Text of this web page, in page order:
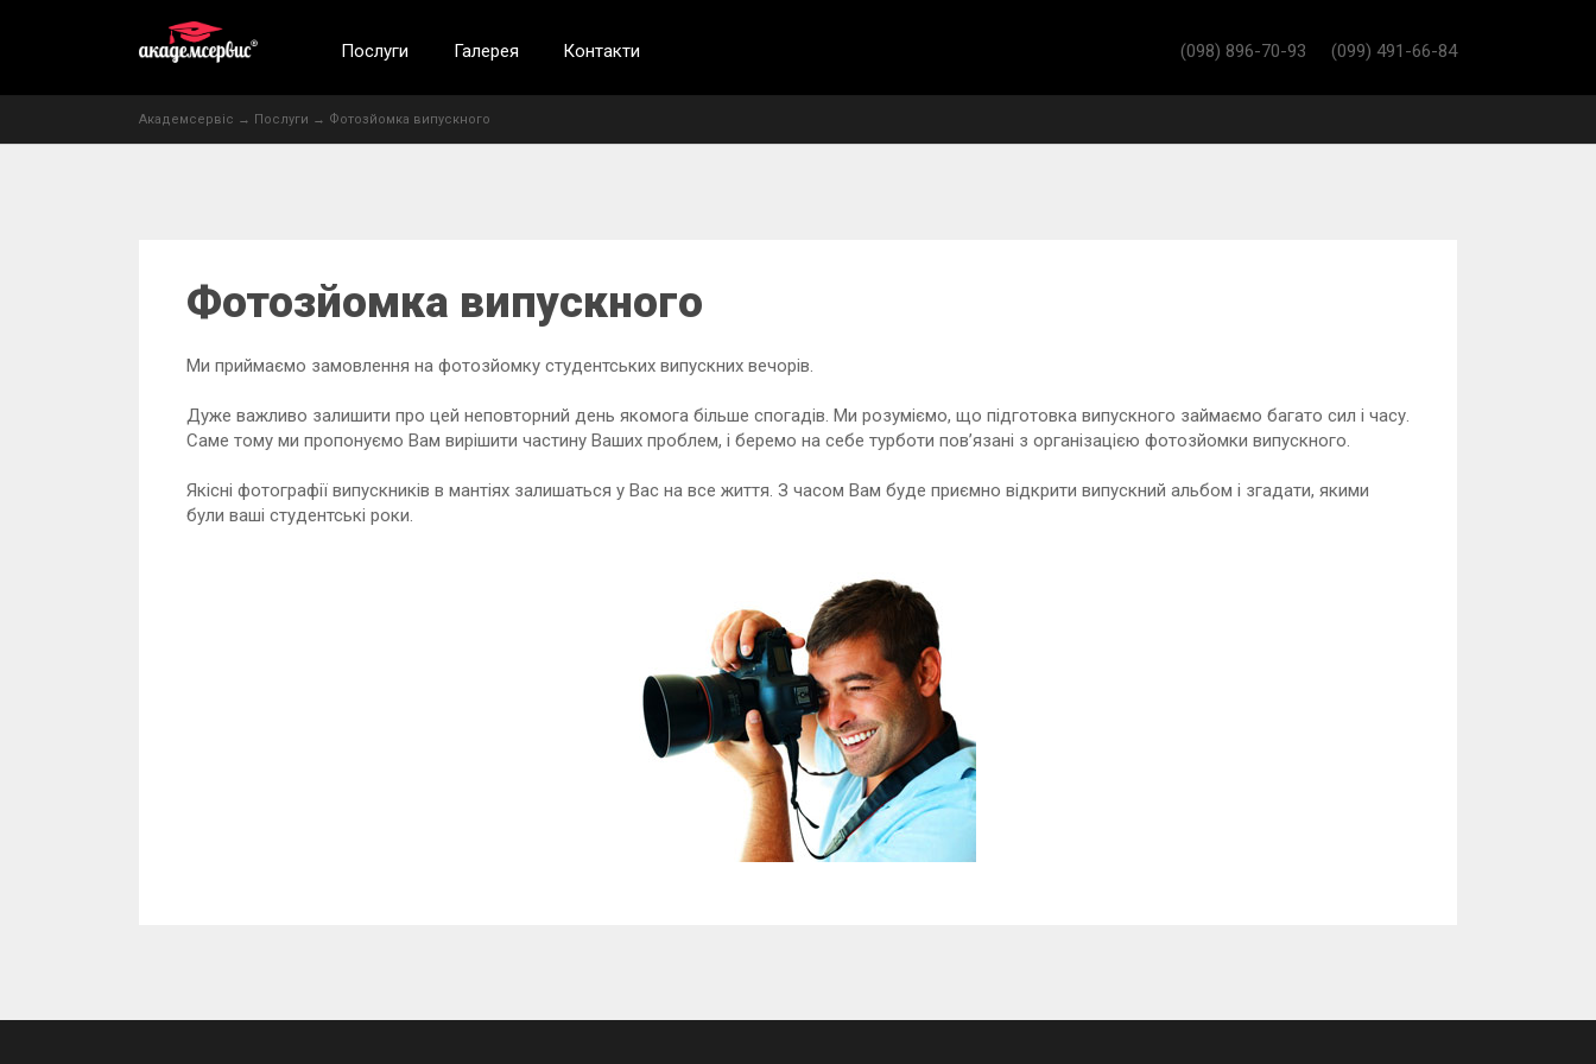
Послуги Галерея Контакти (098) 896-70-93 (099) 491-66-84
Академсервіс → Послуги → Фотозйомка випускного
Фотозйомка випускного
Ми приймаємо замовлення на фотозйомку студентських випускних вечорів.
Дуже важливо залишити про цей неповторний день якомога більше спогадів. Ми розуміємо, що підготовка випускного займаємо багато сил і часу.
Саме тому ми пропонуємо Вам вирішити частину Ваших проблем, і беремо на себе турботи пов’язані з організацією фотозйомки випускного.
Якісні фотографії випускників в мантіях залишаться у Вас на все життя. З часом Вам буде приємно відкрити випускний альбом і згадати, якими
були ваші студентські роки.